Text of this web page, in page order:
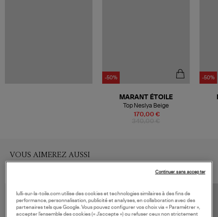
-50%
170,00 €
MARANT ÉTOILE
Top Neslya Beige
-50%
VOUS AIMEREZ AUSSI
lulli-sur-la-toile.com utilise des cookies et technologies similaires à des fins de
performance, personnalisation, publicité et analyses, en collaboration avec des
partenaires tels que Google. Vous pouvez configurer vos choix via « Paramétrer »,
accepter l’ensemble des cookies (« J’accepte ») ou refuser ceux non strictement
Continuer sans accepter